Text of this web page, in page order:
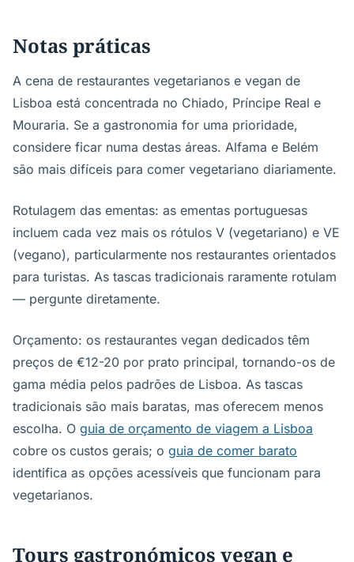
Notas práticas
A cena de restaurantes vegetarianos e vegan de
Lisboa está concentrada no Chiado, Príncipe Real e
Mouraria. Se a gastronomia for uma prioridade,
considere ficar numa destas áreas. Alfama e Belém
são mais difíceis para comer vegetariano diariamente.
Rotulagem das ementas: as ementas portuguesas
incluem cada vez mais os rótulos V (vegetariano) e VE
(vegano), particularmente nos restaurantes orientados
para turistas. As tascas tradicionais raramente rotulam
— pergunte diretamente.
Orçamento: os restaurantes vegan dedicados têm
preços de €12-20 por prato principal, tornando-os de
gama média pelos padrões de Lisboa. As tascas
tradicionais são mais baratas, mas oferecem menos
escolha. O guia de orçamento de viagem a Lisboa
cobre os custos gerais; o guia de comer barato
identifica as opções acessíveis que funcionam para
vegetarianos.
Tours gastronómicos vegan e